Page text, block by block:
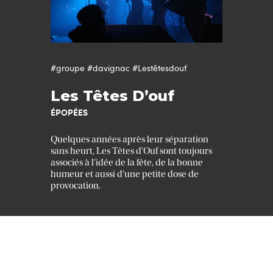
#groupe #davignac #Lestêtesdouf
Les Têtes D’ouf
ÉPOPÉES
Quelques années après leur séparation
sans heurt, Les Têtes d’Ouf sont toujours
associés à l’idée de la fête, de la bonne
humeur et aussi d’une petite dose de
provocation.